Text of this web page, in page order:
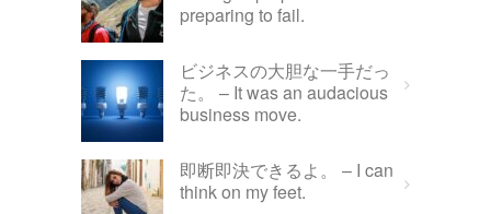
preparing to fail.
ビジネスの大胆な一手だっ
た。 – It was an audacious
business move.
即断即決できるよ。 – I can
think on my feet.